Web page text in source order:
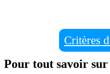
Critères
Pour tout savoir